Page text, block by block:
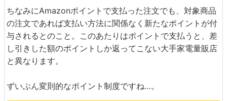
ちなみにAmazonポイントで支払った注文でも、対象商品
の注文であれば支払い方法に関係なく新たなポイントが付
与されるとのこと。このあたりはポイントで支払うと、差
し引きした額のポイントしか返ってこない大手家電量販店
と異なります。
ずいぶん変則的なポイント制度ですね…。